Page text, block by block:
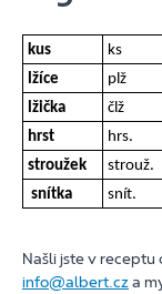
kus ks
lžíce
plž
lžička
člž
hrst
hrs.
stroužek
strouž.
snítka
snít.
Našli jste v receptu
info@albert.cza